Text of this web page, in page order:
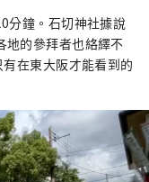
分鐘。石切神社據說
地的參拜者也絡繹不
在東大阪才能看到的